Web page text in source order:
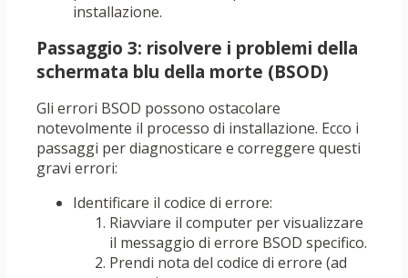
installazione.
Passaggio 3: risolvere i problemi della
schermata blu della morte (BSOD)
Gli errori BSOD possono ostacolare
notevolmente il processo di installazione. Ecco i
passaggi per diagnosticare e correggere questi
gravi errori:
Identificare il codice di errore:
Riavviare il computer per visualizzare
il messaggio di errore BSOD specifico.
Prendi nota del codice di errore (ad